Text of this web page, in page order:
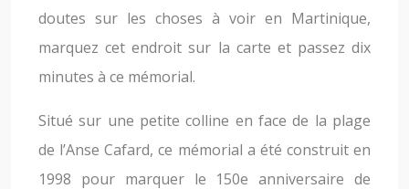
doutes sur les choses à voir en Martinique,
marquez cet endroit sur la carte et passez dix
minutes à ce mémorial.
Situé sur une petite colline en face de la plage
de l’Anse Cafard, ce mémorial a été construit en
1998 pour marquer le 150e anniversaire de